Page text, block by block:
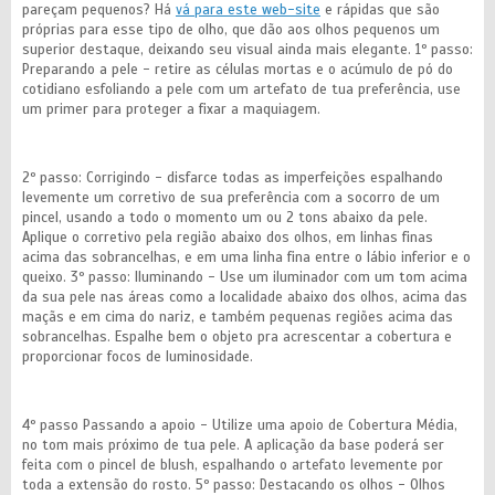
pareçam pequenos? Há vá para este web-site e rápidas que são
próprias para esse tipo de olho, que dão aos olhos pequenos um
superior destaque, deixando seu visual ainda mais elegante. 1º passo:
Preparando a pele - retire as células mortas e o acúmulo de pó do
cotidiano esfoliando a pele com um artefato de tua preferência, use
um primer para proteger a fixar a maquiagem.
2º passo: Corrigindo - disfarce todas as imperfeições espalhando
levemente um corretivo de sua preferência com a socorro de um
pincel, usando a todo o momento um ou 2 tons abaixo da pele.
Aplique o corretivo pela região abaixo dos olhos, em linhas finas
acima das sobrancelhas, e em uma linha fina entre o lábio inferior e o
queixo. 3º passo: Iluminando - Use um iluminador com um tom acima
da sua pele nas áreas como a localidade abaixo dos olhos, acima das
maçãs e em cima do nariz, e também pequenas regiões acima das
sobrancelhas. Espalhe bem o objeto pra acrescentar a cobertura e
proporcionar focos de luminosidade.
4º passo Passando a apoio - Utilize uma apoio de Cobertura Média,
no tom mais próximo de tua pele. A aplicação da base poderá ser
feita com o pincel de blush, espalhando o artefato levemente por
toda a extensão do rosto. 5º passo: Destacando os olhos - Olhos